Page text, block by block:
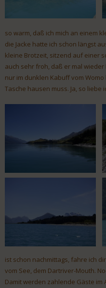
so warm, daß ich mich an einem
die Jacke hatte ich schon längst
kleine Brotzeit, sitzend auf einer
auch sehr froh, daß er mal
nur im dunklen Kabuff vom
Tasche hausen muss. Ja, so liebe
ist schon nachmittags, fahre ich
vom See, dem Dartriver-Mouth.
Damit werden zahlende Gäste